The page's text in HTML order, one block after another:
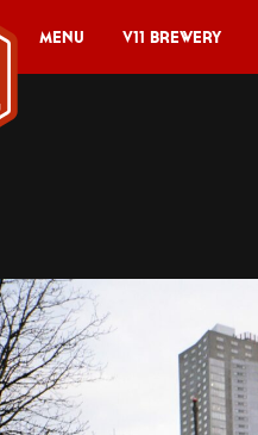
Menu V11 Brewery